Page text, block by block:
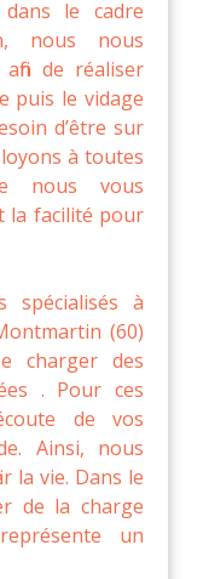
le cadre
nous nous
de réaliser
puis le vidage
d’être sur
à toutes
nous vous
la facilité pour
spécialisés à
(60)
charger des
. Pour ces
de vos
Ainsi, nous
la vie. Dans le
de la charge
un